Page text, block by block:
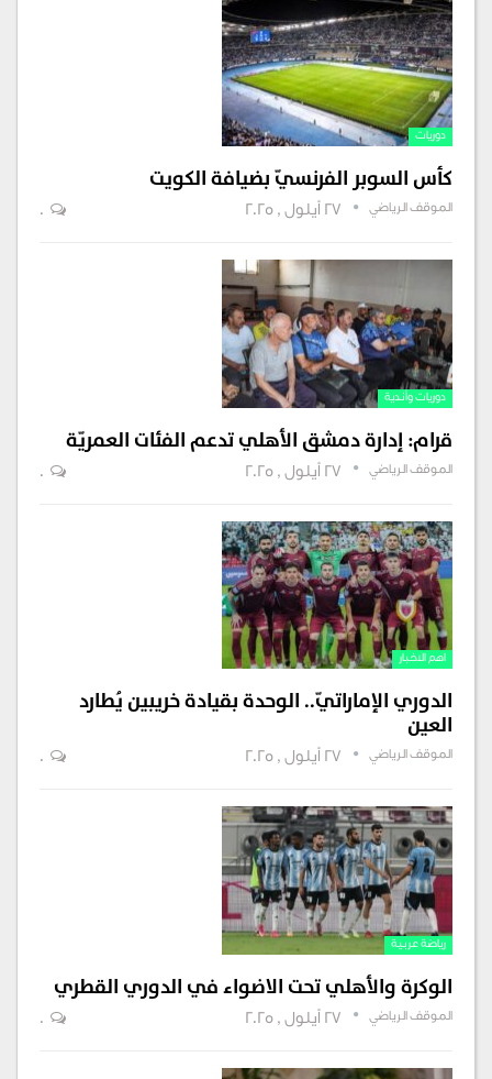
دوريات
كأس السوبر الفرنسيّ بضيافة الكويت
الموقف الرياضي 27 أيلول , 2025 0
دوريات وأندية
قرام: إدارة دمشق الأهلي تدعم الفئات العمريّة
الموقف الرياضي 27 أيلول , 2025 0
اهم الاخبار
الدوري الإماراتيّ.. الوحدة بقيادة خريبين يُطارد
العين
الموقف الرياضي 27 أيلول , 2025 0
رياضة عربية
الوكرة والأهلي تحت الاضواء في الدوري القطري
الموقف الرياضي 27 أيلول , 2025 0